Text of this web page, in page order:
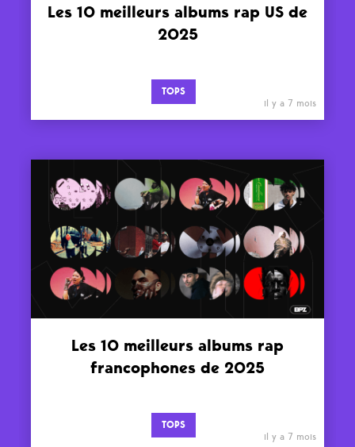
Les 10 meilleurs albums rap US de
2025
TOPS
il y a 7 mois
Les 10 meilleurs albums rap
francophones de 2025
TOPS
il y a 7 mois